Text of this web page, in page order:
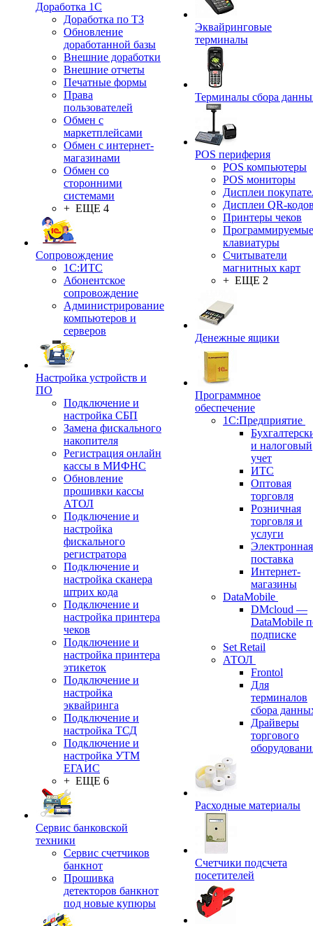
Доработка 1С
Доработка по ТЗ
Обновление
доработанной базы
Внешние доработки
Внешние отчеты
Печатные формы
Права
пользователей
Обмен с
маркетплейсами
Обмен с интернет-
магазинами
Обмен со
сторонними
системами
+ ЕЩЕ 4
Сопровождение
1C:ИТС
Абонентское
сопровождение
Администрирование
компьютеров и
серверов
Настройка устройств и
ПО
Подключение и
настройка СБП
Замена фискального
накопителя
Регистрация онлайн
кассы в МИФНС
Обновление
прошивки кассы
АТОЛ
Подключение и
настройка
фискального
регистратора
Подключение и
настройка сканера
штрих кода
Подключение и
настройка принтера
чеков
Подключение и
настройка принтера
этикеток
Подключение и
настройка
эквайринга
Подключение и
настройка ТСД
Подключение и
настройка УТМ
ЕГАИС
+ ЕЩЕ 6
Сервис банковской
техники
Сервис счетчиков
банкнот
Прошивка
детекторов банкнот
под новые купюры
Эквайринговые
терминалы
Терминалы сбора
POS периферия
POS компьютеры
POS мониторы
Дисплеи
Дисплеи QR-
Принтеры чеков
Программируемые
клавиатуры
Считыватели
магнитных карт
+ ЕЩЕ 2
Денежные ящики
Программное
обеспечение
1С:Предприятие
и налоговый
учет
ИТС
Оптовая
торговля
Розничная
торговля и
услуги
Электронная
поставка
Интернет-
магазины
DataMobile
DMcloud —
DataMobile
подписке
Set Retail
АТОЛ
Frontol
Для
терминалов
сбора
Драйверы
торгового
Расходные материалы
Счетчики подсчета
посетителей